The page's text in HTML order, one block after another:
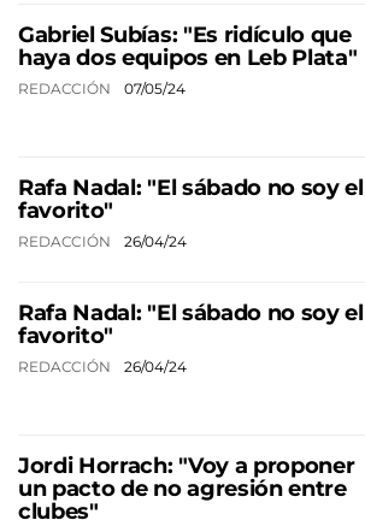
Gabriel Subías: "Es ridículo que
haya dos equipos en Leb Plata"
REDACCIÓN 07/05/24
Rafa Nadal: "El sábado no soy el
favorito"
REDACCIÓN 26/04/24
Rafa Nadal: "El sábado no soy el
favorito"
REDACCIÓN 26/04/24
Jordi Horrach: "Voy a proponer
un pacto de no agresión entre
clubes"